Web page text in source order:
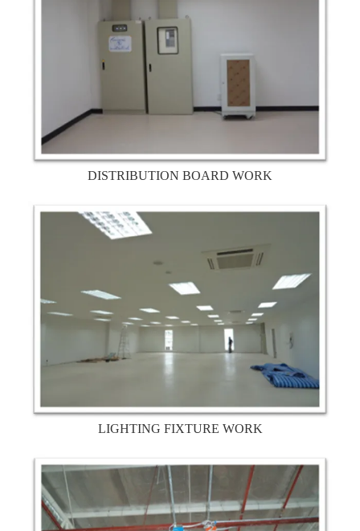
DISTRIBUTION BOARD WORK
LIGHTING FIXTURE WORK